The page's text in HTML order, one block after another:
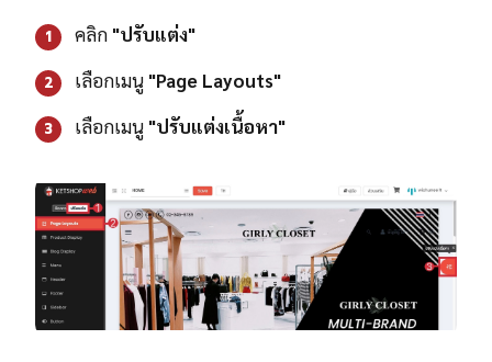
1 คลิก "ปรับแต่ง"
2 เลือกเมนู "Page Layouts"
3 เลือกเมนู "ปรับแต่งเนื้อหา"